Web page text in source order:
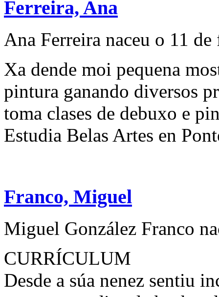
Ferreira, Ana
Ana Ferreira naceu o 11
Xa dende moi pequena
pintura ganando diversos
toma clases de debuxo e
Estudia Belas Artes en
Franco, Miguel
Miguel González Franco
CURRÍCULUM
Desde a súa nenez sentiu